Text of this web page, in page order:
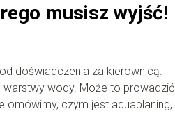
musisz wyjść!
doświadczenia za kierownicą.
wody. Może to prowadzić
omówimy, czym jest aquaplaning,